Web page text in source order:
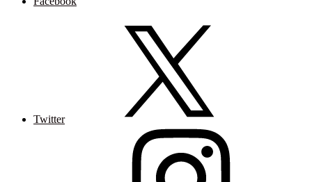
Twitter